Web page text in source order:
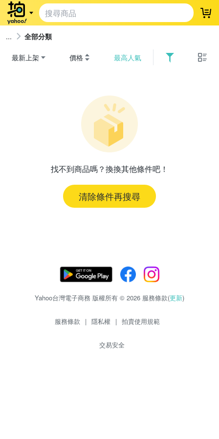
登
全部分類
最新上架 價格 最高人氣
找不到商品嗎？換換其他條件吧！
清除條件再搜尋
Yahoo台灣電子商務 版權所有 © 2026 服務條款(更新)
服務條款 | 隱私權 | 拍賣使用規範
交易安全